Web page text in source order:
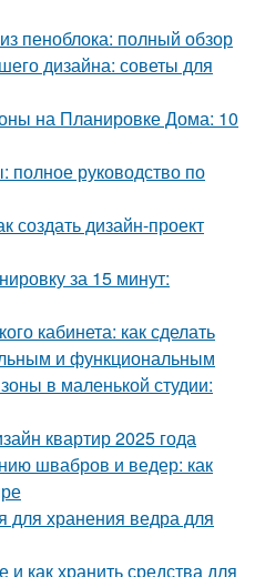
пеноблока: полный обзор
дизайна: советы для
на Планировке Дома: 10
полное руководство по
создать дизайн-проект
за 15 минут:
кабинета: как сделать
и функциональным
в маленькой студии:
квартир 2025 года
швабров и ведер: как
хранения ведра для
и как хранить средства для